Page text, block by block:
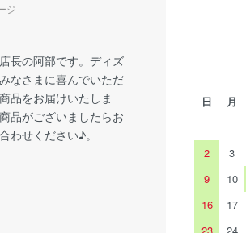
ジ
長の阿部です。ディズ
なさまに喜んでいただ
品をお届けいたしま
品がございましたらお
わせください♪。
日 月
2
3
9
10
16
17
23
24